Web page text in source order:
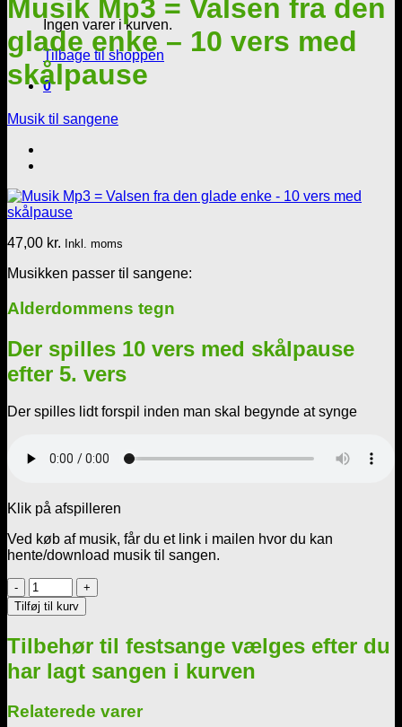
Ingen varer i kurven.
Tilbage til shoppen
0
Musik Mp3 = Valsen fra den
glade enke – 10 vers med
skålpause
Musik til sangene
47,00 kr. Inkl. moms
Musikken passer til sangene:
Alderdommens tegn
Der spilles 10 vers med skålpause
efter 5. vers
Der spilles lidt forspil inden man skal begynde at synge
Klik på afspilleren
Ved køb af musik, får du et link i mailen hvor du kan
hente/download musik til sangen.
Musik
Mp3
=
fra
den
glade
-
Tilføj til kurv
Tilbehør til festsange vælges efter du
har lagt sangen i kurven
Relaterede varer